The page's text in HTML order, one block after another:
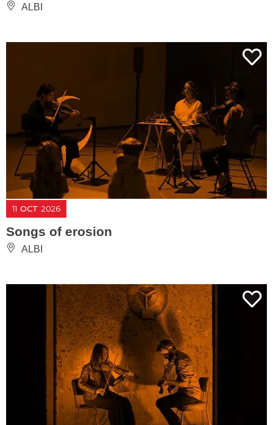
ALBI
11 OCT 2026
Songs of erosion
ALBI